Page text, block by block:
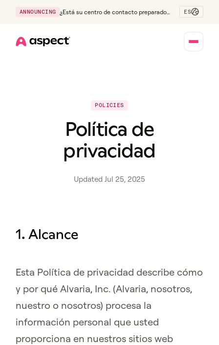
ANNOUNCING
¿Está su centro de contacto preparado
ES
POLICIES
Política de
privacidad
Updated Jul 25, 2025
1. Alcance
Esta Política de privacidad describe cómo
y por qué Alvaria, Inc. (Alvaria, nosotros,
nuestro o nosotros) procesa la
información personal que usted
proporciona en nuestros sitios web